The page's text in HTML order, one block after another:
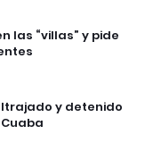
las “villas” y pide
y detenido